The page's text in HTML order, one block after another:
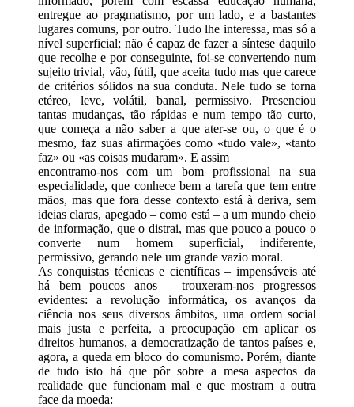
entregue ao pragmatismo, por um lado, e a bastantes
lugares comuns, por outro. Tudo lhe interessa, mas só a
nível superficial; não é capaz de fazer a síntese daquilo
que recolhe e por conseguinte, foi-se convertendo num
sujeito trivial, vão, fútil, que aceita tudo mas que carece
de critérios sólidos na sua conduta. Nele tudo se torna
etéreo, leve, volátil, banal, permissivo. Presenciou
tantas mudanças, tão rápidas e num tempo tão curto,
que começa a não saber a que ater-se ou, o que é o
mesmo, faz suas afirmações como «tudo vale», «tanto
faz» ou «as coisas mudaram». E assim
encontramo-nos com um bom profissional na sua
especialidade, que conhece bem a tarefa que tem entre
mãos, mas que fora desse contexto está à deriva, sem
ideias claras, apegado – como está – a um mundo cheio
de informação, que o distrai, mas que pouco a pouco o
converte num homem superficial, indiferente,
permissivo, gerando nele um grande vazio moral.
As conquistas técnicas e científicas – impensáveis até
há bem poucos anos – trouxeram-nos progressos
evidentes: a revolução informática, os avanços da
ciência nos seus diversos âmbitos, uma ordem social
mais justa e perfeita, a preocupação em aplicar os
direitos humanos, a democratização de tantos países e,
agora, a queda em bloco do comunismo. Porém, diante
de tudo isto há que pôr sobre a mesa aspectos da
realidade que funcionam mal e que mostram a outra
face da moeda: